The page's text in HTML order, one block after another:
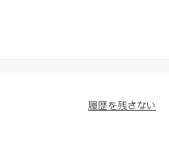
の利用に限ります。
っては、WEBサイト利用規
ドをご確認いただき、内容の
履歴を残さない